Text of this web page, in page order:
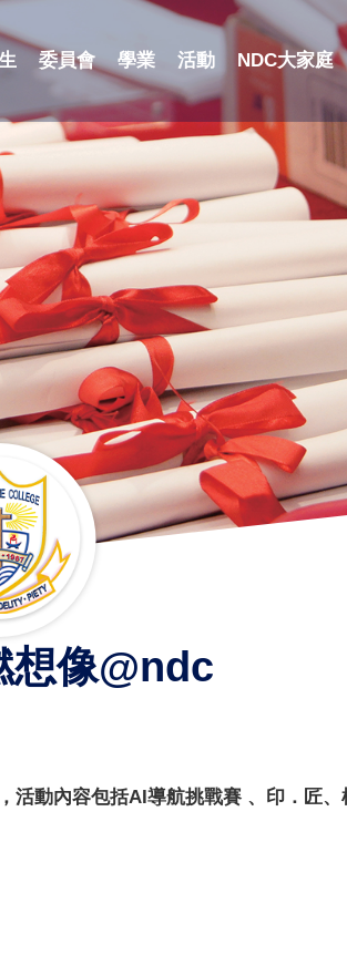
委員會 學業 活動 NDC大家庭
想像@ndc
活動內容包括AI導航挑戰賽 、印．匠、